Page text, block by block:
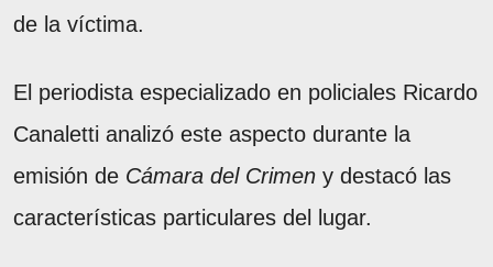
de la víctima.
El periodista especializado en policiales Ricardo
Canaletti analizó este aspecto durante la
emisión de Cámara del Crimen y destacó las
características particulares del lugar.